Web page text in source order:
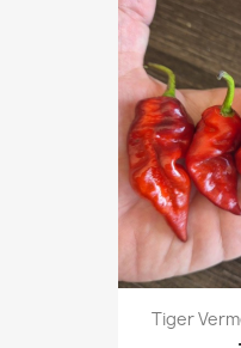
Tiger